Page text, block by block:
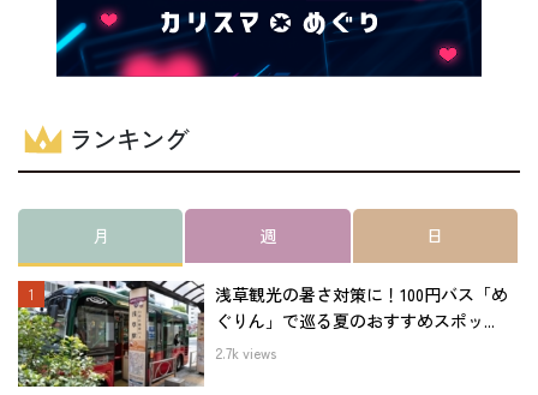
ランキング
月 週 日
浅草観光の暑さ対策に！100円バス「め
ぐりん」で巡る夏のおすすめスポッ...
2.7k views